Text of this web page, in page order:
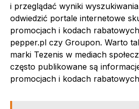
i przeglądać wyniki
odwiedzić portale internetowe
promocjach i kodach
pepper.pl czy Groupon. Warto
marki Tezenis w mediach
często publikowane są
promocjach i kodach